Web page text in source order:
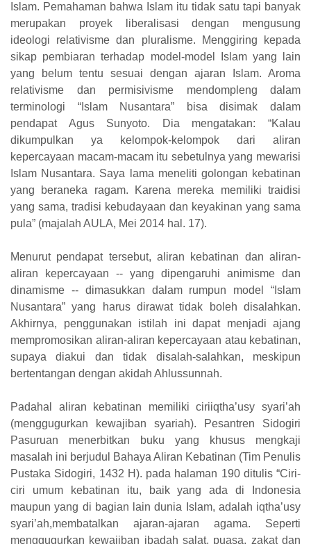
Islam. Pemahaman bahwa Islam itu tidak satu tapi banyak
merupakan proyek liberalisasi dengan mengusung
ideologi relativisme dan pluralisme. Menggiring kepada
sikap pembiaran terhadap model-model Islam yang lain
yang belum tentu sesuai dengan ajaran Islam. Aroma
relativisme dan permisivisme mendompleng dalam
terminologi “Islam Nusantara” bisa disimak dalam
pendapat Agus Sunyoto. Dia mengatakan: “Kalau
dikumpulkan ya kelompok-kelompok dari aliran
kepercayaan macam-macam itu sebetulnya yang mewarisi
Islam Nusantara. Saya lama meneliti golongan kebatinan
yang beraneka ragam. Karena mereka memiliki traidisi
yang sama, tradisi kebudayaan dan keyakinan yang sama
pula” (majalah AULA, Mei 2014 hal. 17).
Menurut pendapat tersebut, aliran kebatinan dan aliran-
aliran kepercayaan -- yang dipengaruhi animisme dan
dinamisme -- dimasukkan dalam rumpun model “Islam
Nusantara” yang harus dirawat tidak boleh disalahkan.
Akhirnya, penggunakan istilah ini dapat menjadi ajang
mempromosikan aliran-aliran kepercayaan atau kebatinan,
supaya diakui dan tidak disalah-salahkan, meskipun
bertentangan dengan akidah Ahlussunnah.
Padahal aliran kebatinan memiliki ciriiqtha’usy syari’ah
(menggugurkan kewajiban syariah). Pesantren Sidogiri
Pasuruan menerbitkan buku yang khusus mengkaji
masalah ini berjudul Bahaya Aliran Kebatinan (Tim Penulis
Pustaka Sidogiri, 1432 H). pada halaman 190 ditulis “Ciri-
ciri umum kebatinan itu, baik yang ada di Indonesia
maupun yang di bagian lain dunia Islam, adalah iqtha’usy
syari’ah,membatalkan ajaran-ajaran agama. Seperti
menggugurkan kewajiban ibadah salat, puasa, zakat dan